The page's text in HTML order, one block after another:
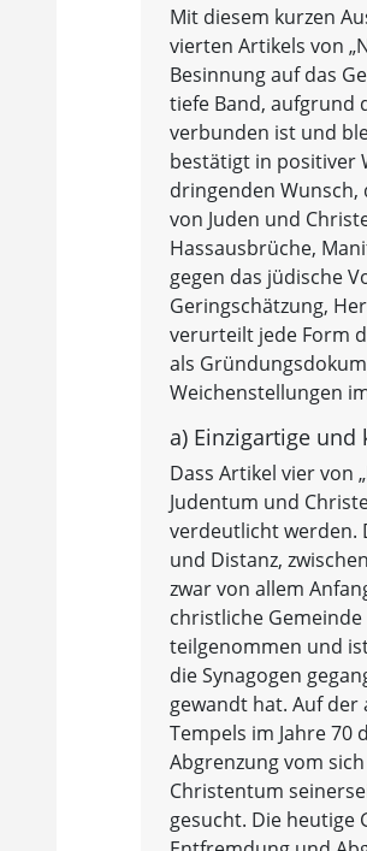
Mit diesem kurzen
vierten Artikels von
Besinnung auf das
tiefe Band, aufgrund
verbunden ist und
bestätigt in positiver
dringenden Wunsch,
von Juden und
Hassausbrüche,
gegen das jüdische
Geringschätzung,
verurteilt jede Form
als
Weichenstellungen
a) Einzigartige und
Dass Artikel vier von
Judentum und
verdeutlicht werden.
und Distanz,
zwar von allem
christliche
teilgenommen und
die Synagogen
gewandt hat. Auf
Tempels im Jahre
Abgrenzung vom
Christentum
gesucht. Die heutige